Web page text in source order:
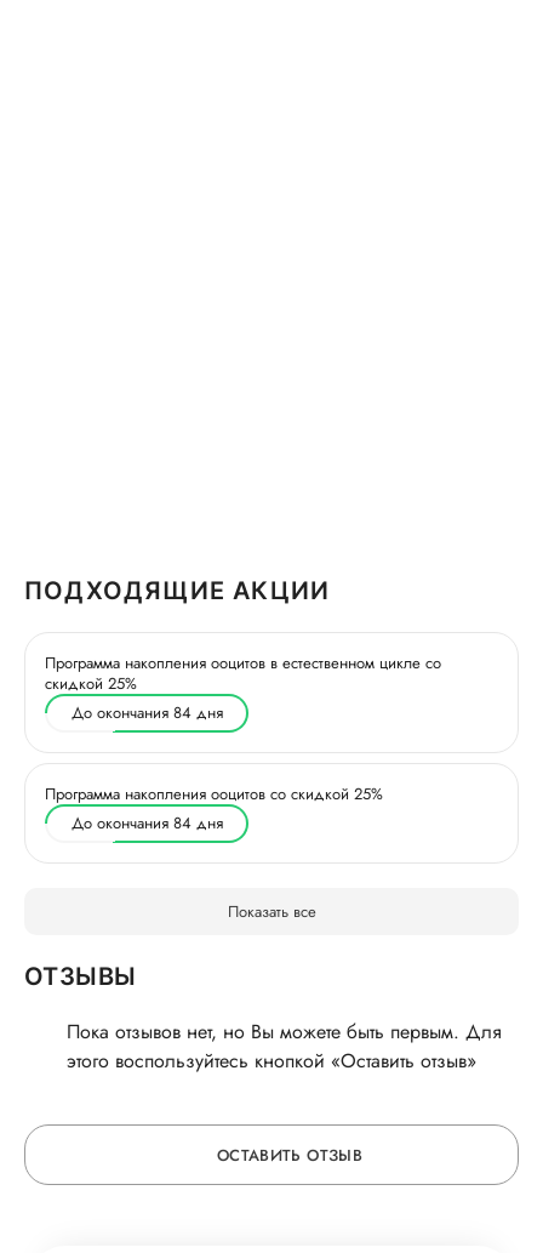
ПОДХОДЯЩИЕ АКЦИИ
Программа накопления ооцитов в естественном цикле со
скидкой 25%
До окончания 84 дня
Программа накопления ооцитов со скидкой 25%
До окончания 84 дня
Показать все
ОТЗЫВЫ
Пока отзывов нет, но Вы можете быть первым. Для
этого воспользуйтесь кнопкой «Оставить отзыв»
ОСТАВИТЬ ОТЗЫВ